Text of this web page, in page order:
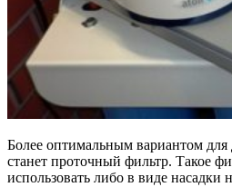
Более оптимальным вариантом для
станет проточный фильтр. Такое
использовать либо в виде насадки